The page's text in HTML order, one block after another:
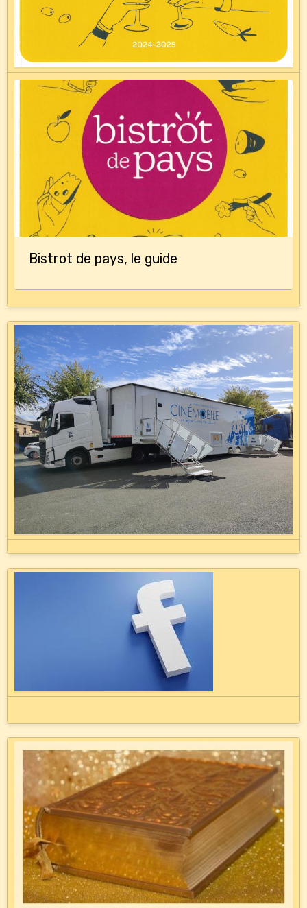
Bistrot de pays, le guide